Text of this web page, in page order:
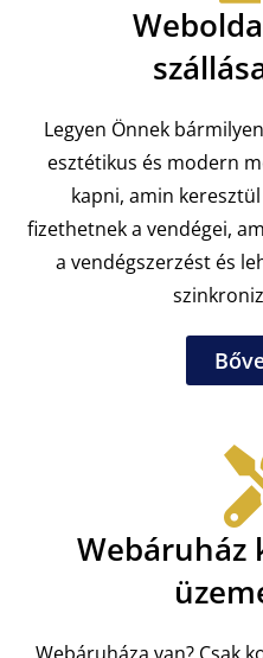
Webáruház
Legyen Önnek
esztétikus és modern
kapni, amin
fizethetnek a vendégei,
a vendégszerzést és